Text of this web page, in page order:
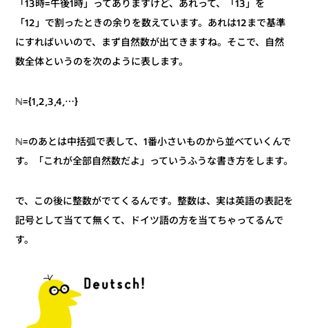
「13時=午後1時」ってありますけど、あれって、「13」を
「12」で割ったときの余りを数えています。あれは12まで基準
にすればいいので、まず自然数が出てきますね。そこで、自然
数全体というのを次のように表します。
ℕ={1,2,3,4,⋯}
ℕ=のあとは中括弧で表して、1番小さいものから並べていくんで
す。「これが全部自然数だよ」っていうふうな書き方をします。
で、この後に整数がでてくるんです。整数は、実は英語の表記を
記号として当てて無くて、ドイツ語の方を当てちゃってるんで
す。